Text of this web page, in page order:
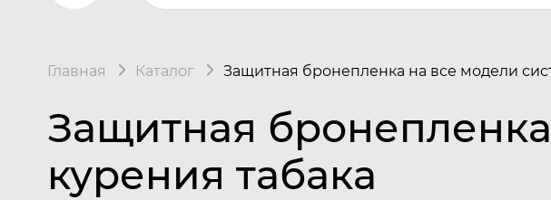
Главная Каталог Защитная бронепленка на все модели
Защитная
курения табака